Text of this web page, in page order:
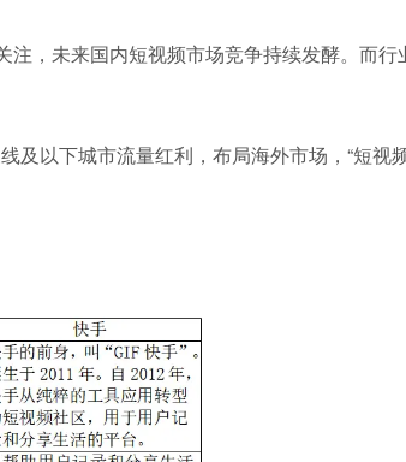
注，未来国内短视频市场竞争持续发酵。而行
及以下城市流量红利，布局海外市场，“短视